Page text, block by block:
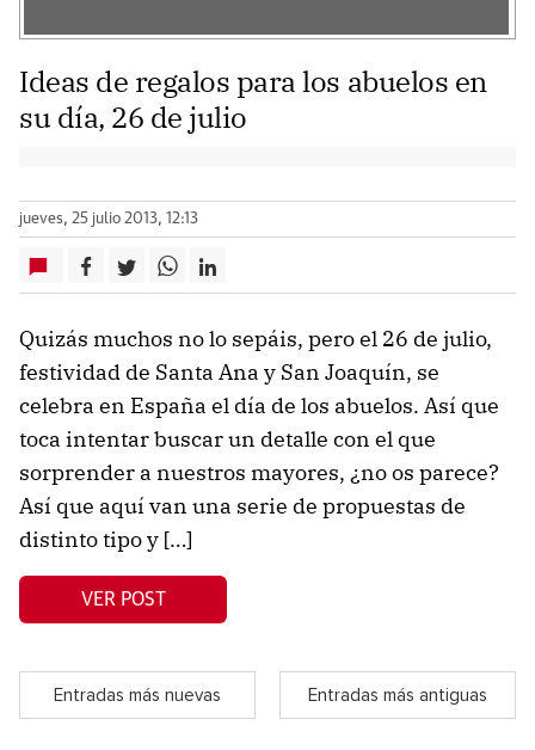
Ideas de regalos para los abuelos en
su día, 26 de julio
jueves, 25 julio 2013, 12:13
Quizás muchos no lo sepáis, pero el 26 de julio,
festividad de Santa Ana y San Joaquín, se
celebra en España el día de los abuelos. Así que
toca intentar buscar un detalle con el que
sorprender a nuestros mayores, ¿no os parece?
Así que aquí van una serie de propuestas de
distinto tipo y […]
VER POST
Entradas más nuevas Entradas más antiguas